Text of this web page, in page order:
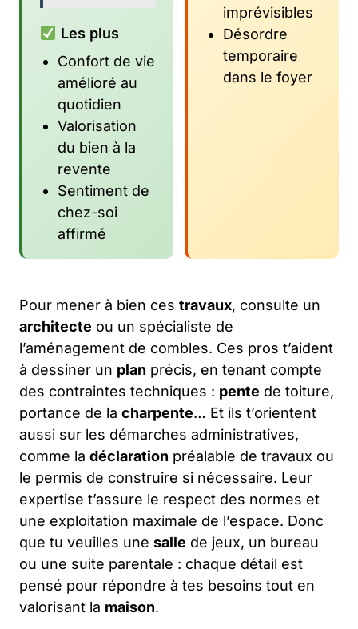
Les plus
Confort de vie
amélioré au
quotidien
Valorisation
du bien à la
revente
Sentiment de
chez-soi
affirmé
imprévisibles
Désordre
temporaire
dans le foyer
Pour mener à bien ces travaux, consulte un
architecte ou un spécialiste de
l’aménagement de combles. Ces pros t’aident
à dessiner un plan précis, en tenant compte
des contraintes techniques : pente de toiture,
portance de la charpente… Et ils t’orientent
aussi sur les démarches administratives,
comme la déclaration préalable de travaux ou
le permis de construire si nécessaire. Leur
expertise t’assure le respect des normes et
une exploitation maximale de l’espace. Donc
que tu veuilles une salle de jeux, un bureau
ou une suite parentale : chaque détail est
pensé pour répondre à tes besoins tout en
valorisant la maison.